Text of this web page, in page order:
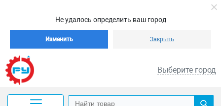
Не удалось определить ваш город
Изменить Закрыть
Выберите город